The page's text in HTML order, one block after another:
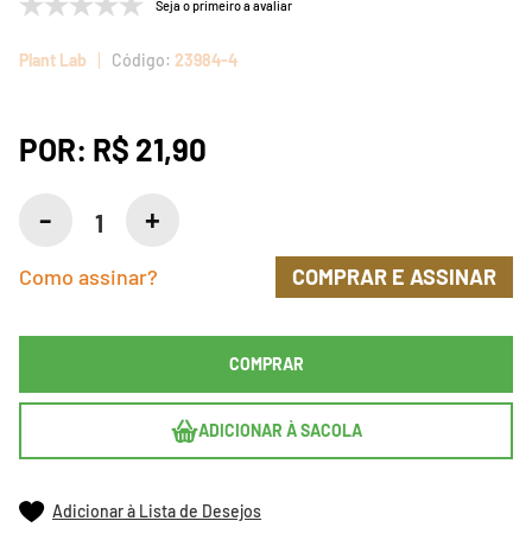
Seja o primeiro a avaliar
Plant Lab 23984-4
POR: R$ 21,90
COMPRAR
ADICIONAR À SACOLA
Como assinar? COMPRAR E ASSINAR
Adicionar à Lista de Desejos